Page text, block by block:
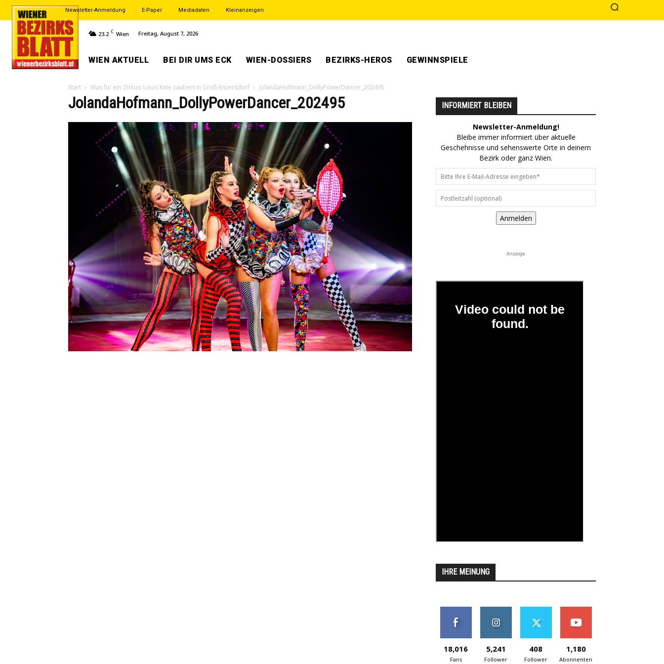
Newsletter-Anmeldung E-Paper Mediadaten Kleinanzeigen
23.2 C Wien Freitag, August 7, 2026
WIEN AKTUELL BEI DIR UMS ECK WIEN-DOSSIERS BEZIRKS-HEROS GEWINNSPIELE
Start Was für ein Zirkus: Louis Knie zaubert in Groß-Enzersdorf JolandaHofmann_DollyPowerDancer_202495
JolandaHofmann_DollyPowerDancer_202495 INFORMIERT BLEIBEN
Newsletter-Anmeldung!
Bleibe immer informiert über aktuelle
Geschehnisse und sehenswerte Orte in deinem
Bezirk oder ganz Wien.
Anmelden
Anzeige
IHRE MEINUNG
18,016
Fans
5,241
Follower
408
Follower
1,180
Abonnenten